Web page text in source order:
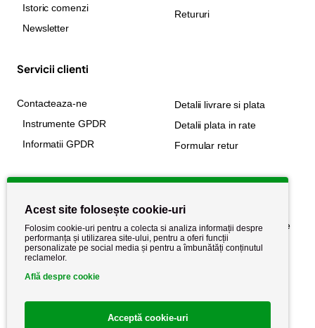
Istoric comenzi
Newsletter
Retururi
Servicii clienti
Contacteaza-ne
Instrumente GPDR
Informatii GPDR
Detalii livrare si plata
Detalii plata in rate
Formular retur
Despre noi
Stiri si noutati
Politica de confidențialitate
Politica de retur
Acest site folosește cookie-uri
Folosim cookie-uri pentru a colecta si analiza informații despre
performanța și utilizarea site-ului, pentru a oferi funcții
personalizate pe social media și pentru a îmbunătăți conținutul
reclamelor.
Află despre cookie
Acceptă cookie-uri